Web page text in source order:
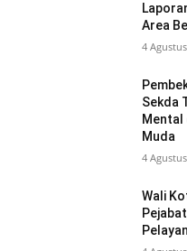
Area
4
Sekda
Mental
Muda
4
Wali